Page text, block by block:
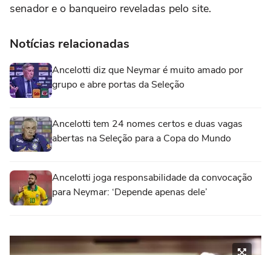
senador e o banqueiro reveladas pelo site.
Notícias relacionadas
Ancelotti diz que Neymar é muito amado por
grupo e abre portas da Seleção
Ancelotti tem 24 nomes certos e duas vagas
abertas na Seleção para a Copa do Mundo
Ancelotti joga responsabilidade da convocação
para Neymar: ‘Depende apenas dele’